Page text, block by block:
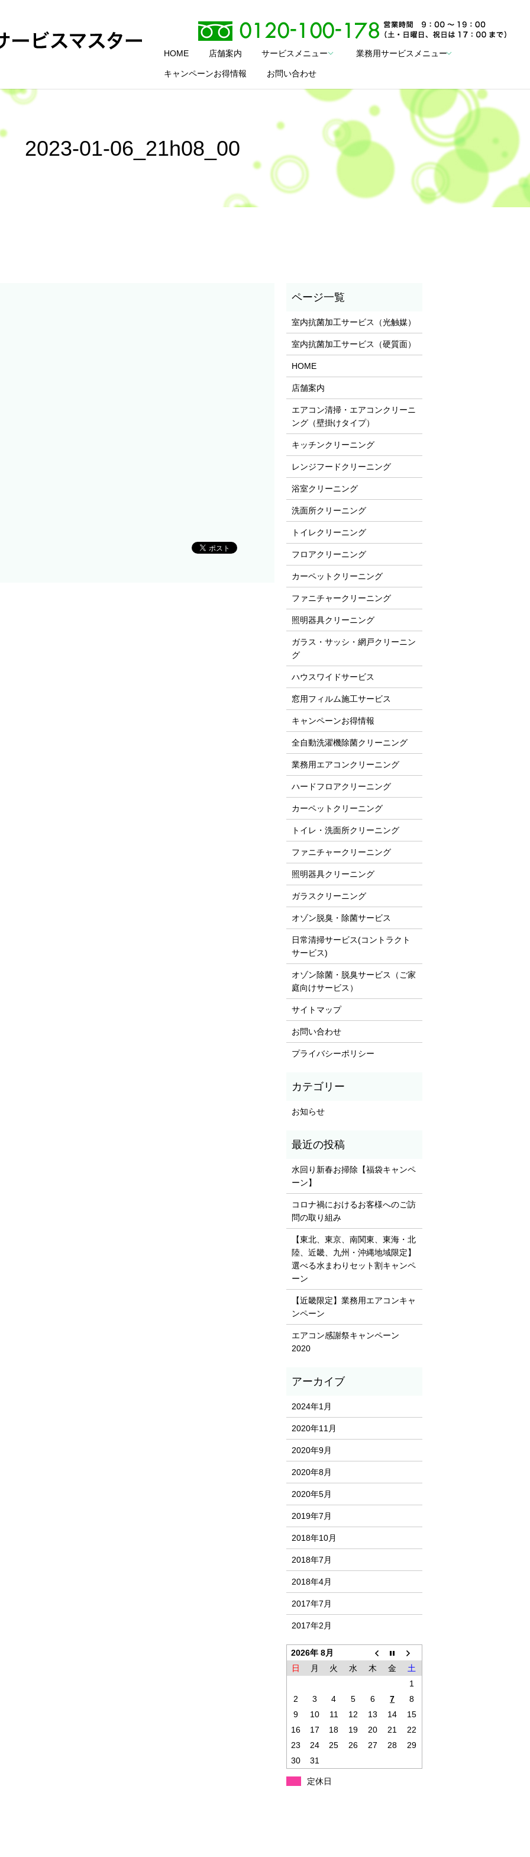
HOME 店舗案内 サービスメニュー 業務用サービスメニュー
キャンペーンお得情報 お問い合わせ
2023-01-06_21h08_00
室内抗菌加工サービス（光触媒）
室内抗菌加工サービス（硬質面）
HOME
店舗案内
エアコン清掃・エアコンクリーニ
ング（壁掛けタイプ）
キッチンクリーニング
レンジフードクリーニング
浴室クリーニング
洗面所クリーニング
トイレクリーニング
フロアクリーニング
カーペットクリーニング
ファニチャークリーニング
照明器具クリーニング
ガラス・サッシ・網戸クリーニン
グ
ハウスワイドサービス
窓用フィルム施工サービス
キャンペーンお得情報
全自動洗濯機除菌クリーニング
業務用エアコンクリーニング
ハードフロアクリーニング
カーペットクリーニング
トイレ・洗面所クリーニング
ファニチャークリーニング
照明器具クリーニング
ガラスクリーニング
オゾン脱臭・除菌サービス
日常清掃サービス(コントラクト
サービス)
オゾン除菌・脱臭サービス（ご家
庭向けサービス）
サイトマップ
お問い合わせ
プライバシーポリシー
お知らせ
水回り新春お掃除【福袋キャンペ
ーン】
コロナ禍におけるお客様へのご訪
問の取り組み
【東北、東京、南関東、東海・北
陸、近畿、九州・沖縄地域限定】
選べる水まわりセット割キャンペ
ーン
【近畿限定】業務用エアコンキャ
ンペーン
エアコン感謝祭キャンペーン
2020
2024年1月
2020年11月
2020年9月
2020年8月
2020年5月
2019年7月
2018年10月
2018年7月
2018年4月
2017年7月
2017年2月
2026年 8月
日
月 火 水 木 金
土
1
2
3 4 5 6 7
8
9
10 11 12 13 14
15
16
17 18 19 20 21
22
23
24 25 26 27 28
29
30
31
定休日